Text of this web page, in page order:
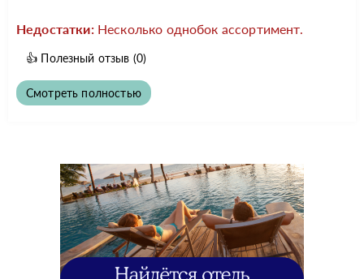
Недостатки: Несколько однобок ассортимент.
👍 Полезный отзыв (0)
Смотреть полностью